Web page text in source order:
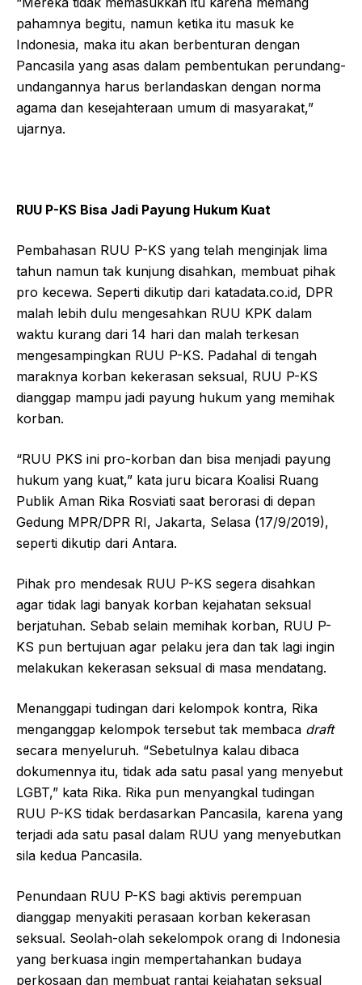
pahamnya begitu, namun ketika itu masuk ke
Indonesia, maka itu akan berbenturan dengan
Pancasila yang asas dalam pembentukan perundang-
undangannya harus berlandaskan dengan norma
agama dan kesejahteraan umum di masyarakat,”
ujarnya.
RUU P-KS Bisa Jadi Payung Hukum Kuat
Pembahasan RUU P-KS yang telah menginjak lima
tahun namun tak kunjung disahkan, membuat pihak
pro kecewa. Seperti dikutip dari katadata.co.id, DPR
malah lebih dulu mengesahkan RUU KPK dalam
waktu kurang dari 14 hari dan malah terkesan
mengesampingkan RUU P-KS. Padahal di tengah
maraknya korban kekerasan seksual, RUU P-KS
dianggap mampu jadi payung hukum yang memihak
korban.
“RUU PKS ini pro-korban dan bisa menjadi payung
hukum yang kuat,” kata juru bicara Koalisi Ruang
Publik Aman Rika Rosviati saat berorasi di depan
Gedung MPR/DPR RI, Jakarta, Selasa (17/9/2019),
seperti dikutip dari Antara.
Pihak pro mendesak RUU P-KS segera disahkan
agar tidak lagi banyak korban kejahatan seksual
berjatuhan. Sebab selain memihak korban, RUU P-
KS pun bertujuan agar pelaku jera dan tak lagi ingin
melakukan kekerasan seksual di masa mendatang.
Menanggapi tudingan dari kelompok kontra, Rika
menganggap kelompok tersebut tak membaca draft
secara menyeluruh. “Sebetulnya kalau dibaca
dokumennya itu, tidak ada satu pasal yang menyebut
LGBT,” kata Rika. Rika pun menyangkal tudingan
RUU P-KS tidak berdasarkan Pancasila, karena yang
terjadi ada satu pasal dalam RUU yang menyebutkan
sila kedua Pancasila.
Penundaan RUU P-KS bagi aktivis perempuan
dianggap menyakiti perasaan korban kekerasan
seksual. Seolah-olah sekelompok orang di Indonesia
yang berkuasa ingin mempertahankan budaya
perkosaan dan membuat rantai kejahatan seksual